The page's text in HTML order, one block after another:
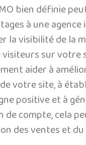
bien définie
à une
la visibilité de la
sur votre
aider à
votre site, à
positive et à
de compte, cela
des ventes et